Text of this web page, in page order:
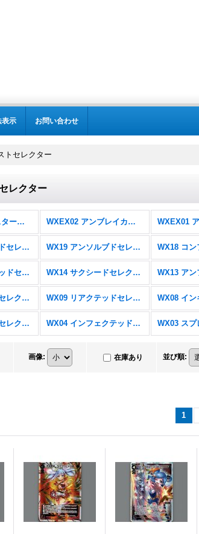
表示 お問い合わせ
トセレクター
レクター
WIXOSS オールスターブースター (全商品) WXEX02 アンブレイカブルセレクター
WX20 コネクテッドセレクター WX19 アンソルブドセレクター
WX15 インサイテッドセレクター WX14 サクシードセレクター
WX10 チェインドセレクター WX09 リアクテッドセレクター
WX05 ビギニングセレクター WX04 インフェクテッドセレクター
画像: 在庫あり 並び順:
1